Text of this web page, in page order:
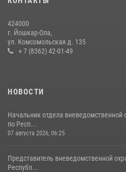
Управление Росгвардии по
09 июля 2026, 06:04
Управление Росгвардии по
424000
г. Йошкар-Ола,
ул. Комсомольская д. 135
+ 7 (8362) 42-01-49
НОВОСТИ
Начальник отдела вневедомственной
по Респ...
07 августа 2026, 06:25
Представитель вневедомственной
Республ...